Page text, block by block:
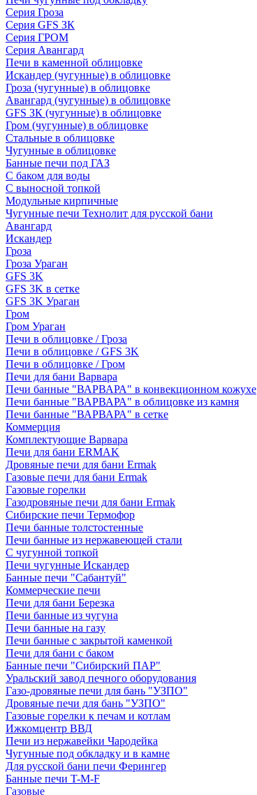
Серия Гроза
Серия GFS ЗК
Серия ГРОМ
Серия Авангард
Печи в каменной облицовке
Искандер (чугунные) в облицовке
Гроза (чугунные) в облицовке
Авангард (чугунные) в облицовке
GFS ЗК (чугунные) в облицовке
Гром (чугунные) в облицовке
Стальные в облицовке
Чугунные в облицовке
Банные печи под ГАЗ
С баком для воды
С выносной топкой
Модульные кирпичные
Чугунные печи Технолит для русской бани
Авангард
Искандер
Гроза
Гроза Ураган
GFS 3K
GFS 3K в сетке
GFS 3K Ураган
Гром
Гром Ураган
Печи в облицовке / Гроза
Печи в облицовке / GFS 3K
Печи в облицовке / Гром
Печи для бани Варвара
Печи банные "ВАРВАРА" в конвекционном кожухе
Печи банные "ВАРВАРА" в облицовке из камня
Печи банные "ВАРВАРА" в сетке
Коммерция
Комплектующие Варвара
Печи для бани ERMAK
Дровяные печи для бани Ermak
Газовые печи для бани Ermak
Газовые горелки
Газодровяные печи для бани Ermak
Сибирские печи Термофор
Печи банные толстостенные
Печи банные из нержавеющей стали
С чугунной топкой
Печи чугунные Искандер
Банные печи "Сабантуй"
Коммерческие печи
Печи для бани Березка
Печи банные из чугуна
Печи банные на газу
Печи банные с закрытой каменкой
Печи для бани с баком
Банные печи "Сибирский ПАР"
Уральский завод печного оборудования
Газо-дровяные печи для бань "УЗПО"
Дровяные печи для бань "УЗПО"
Газовые горелки к печам и котлам
Ижкомцентр ВВД
Печи из нержавейки Чародейка
Чугунные под обкладку и в камне
Для русской бани печи Ферингер
Банные печи T-M-F
Газовые